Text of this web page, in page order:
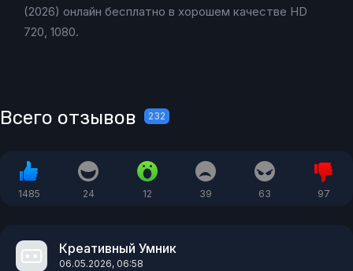
(2026) онлайн бесплатно в хорошем качестве HD
720, 1080.
Всего отзывов 232
1485 24 12 39 63 97
Креативный Умник
06.05.2026, 06:58